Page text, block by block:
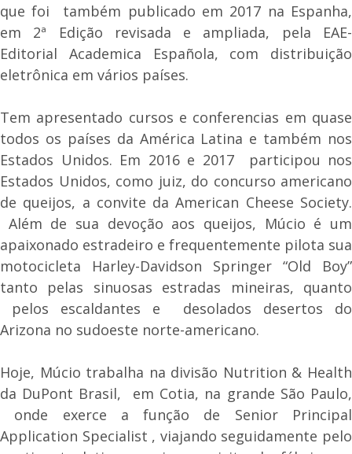
que foi também publicado em 2017 na Espanha,
em 2ª Edição revisada e ampliada, pela EAE-
Editorial Academica Española, com distribuição
eletrônica em vários países.
Tem apresentado cursos e conferencias em quase
todos os países da América Latina e também nos
Estados Unidos. Em 2016 e 2017 participou nos
Estados Unidos, como juiz, do concurso americano
de queijos, a convite da American Cheese Society.
Além de sua devoção aos queijos, Múcio é um
apaixonado estradeiro e frequentemente pilota sua
motocicleta Harley-Davidson Springer “Old Boy”
tanto pelas sinuosas estradas mineiras, quanto
pelos escaldantes e desolados desertos do
Arizona no sudoeste norte-americano.
Hoje, Múcio trabalha na divisão Nutrition & Health
da DuPont Brasil, em Cotia, na grande São Paulo,
onde exerce a função de Senior Principal
Application Specialist , viajando seguidamente pelo